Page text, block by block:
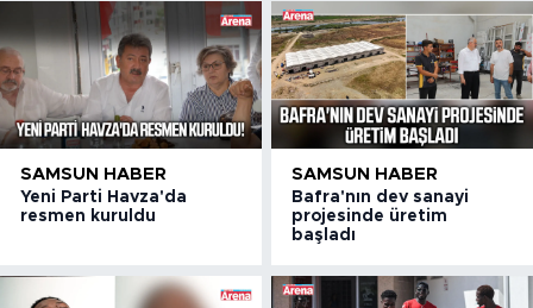
SAMSUN HABER
Yeni Parti Havza'da
resmen kuruldu
SAMSUN HABER
Bafra'nın dev sanayi
projesinde üretim
başladı